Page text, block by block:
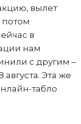
вылет
в
нам
с другим –
Эта же
табло